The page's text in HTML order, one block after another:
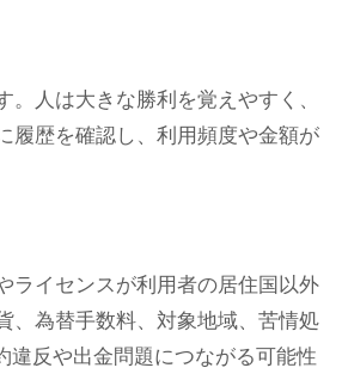
人は大きな勝利を覚えやすく、
履歴を確認し、利用頻度や金額が
ライセンスが利用者の居住国以外
、為替手数料、対象地域、苦情処
違反や出金問題につながる可能性